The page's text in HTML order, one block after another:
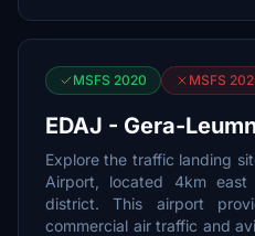
MSFS 2020 MSFS
EDAJ - Gera-
Explore the traffic landing
Airport, located 4km
district. This airport
commercial air traffic and